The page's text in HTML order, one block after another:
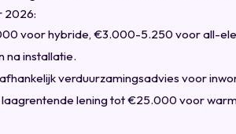
2026:
voor hybride, €3.000-5.250 voor all-
na installatie.
verduurzamingsadvies voor
lening tot €25.000 voor